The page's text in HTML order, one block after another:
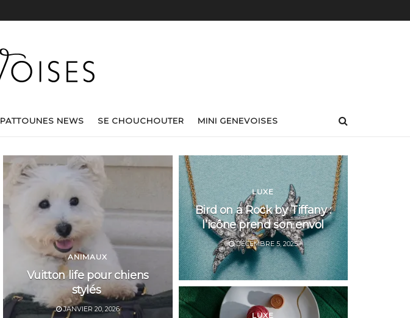
PATTOUNES NEWS SE CHOUCHOUTER MINI GENEVOISES
ANIMAUX
Vuitton life pour chiens
stylés
JANVIER 20, 2026
LUXE
Bird on a Rock by Tiffany :
l’icône prend son envol
DÉCEMBRE 5, 2025
LUXE